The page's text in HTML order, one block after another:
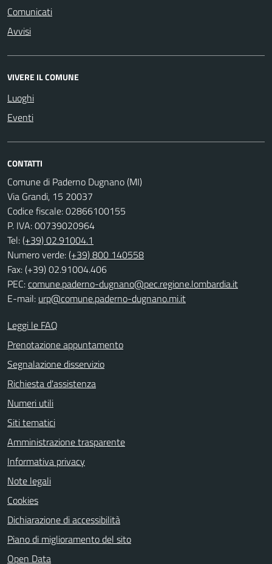
Comunicati
Avvisi
VIVERE IL COMUNE
Luoghi
Eventi
CONTATTI
Comune di Paderno Dugnano (MI)
Via Grandi, 15 20037
Codice fiscale: 02866100155
P. IVA: 00739020964
Tel:(+39) 02.91004.1
Numero verde:(+39) 800 140558
Fax: (+39) 02.91004.406
PEC:comune.paderno-dugnano@pec.regione.lombardia.it
E-mail: urp@comune.paderno-dugnano.mi.it
Leggi le FAQ
Prenotazione appuntamento
Segnalazione disservizio
Richiesta d'assistenza
Numeri utili
Siti tematici
Amministrazione trasparente
Informativa privacy
Note legali
Cookies
Dichiarazione di accessibilità
Piano di miglioramento del sito
Open Data